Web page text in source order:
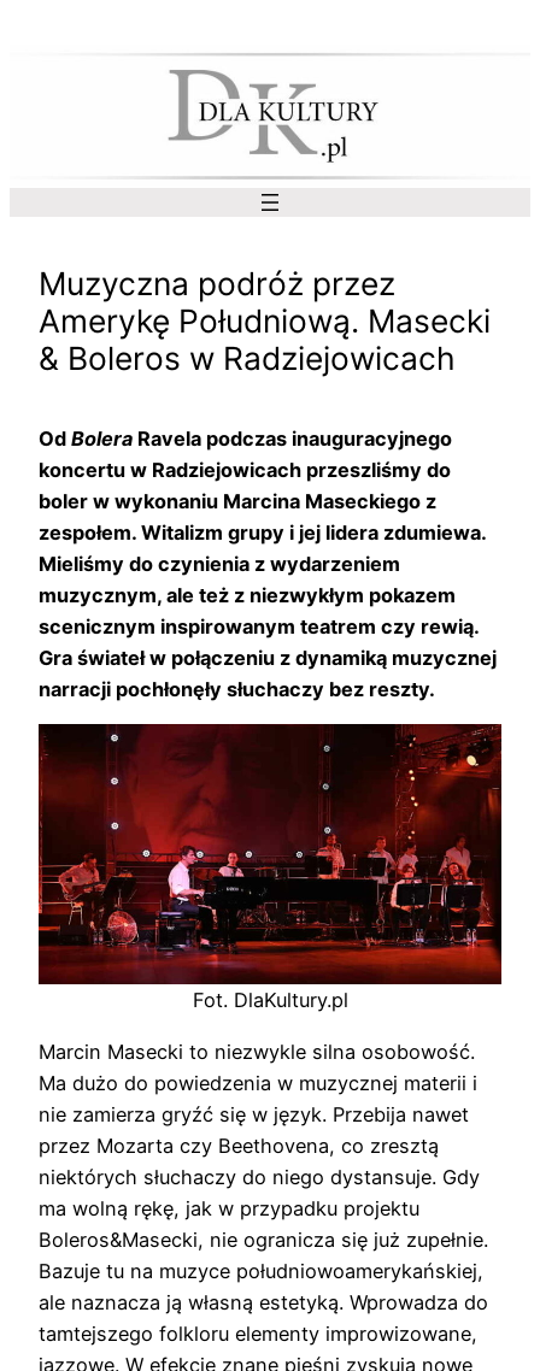
Muzyczna podróż przez
Amerykę Południową. Masecki
& Boleros w Radziejowicach
Od Bolera Ravela podczas inauguracyjnego
koncertu w Radziejowicach przeszliśmy do
boler w wykonaniu Marcina Maseckiego z
zespołem. Witalizm grupy i jej lidera zdumiewa.
Mieliśmy do czynienia z wydarzeniem
muzycznym, ale też z niezwykłym pokazem
scenicznym inspirowanym teatrem czy rewią.
Gra świateł w połączeniu z dynamiką muzycznej
narracji pochłonęły słuchaczy bez reszty.
Fot. DlaKultury.pl
Marcin Masecki to niezwykle silna osobowość.
Ma dużo do powiedzenia w muzycznej materii i
nie zamierza gryźć się w język. Przebija nawet
przez Mozarta czy Beethovena, co zresztą
niektórych słuchaczy do niego dystansuje. Gdy
ma wolną rękę, jak w przypadku projektu
Boleros&Masecki, nie ogranicza się już zupełnie.
Bazuje tu na muzyce południowoamerykańskiej,
ale naznacza ją własną estetyką. Wprowadza do
tamtejszego folkloru elementy improwizowane,
jazzowe. W efekcie znane pieśni zyskują nowe